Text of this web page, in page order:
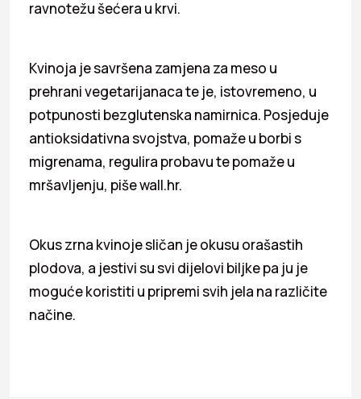
ravnotežu šećera u krvi.
Kvinoja je savršena zamjena za meso u
prehrani vegetarijanaca te je, istovremeno, u
potpunosti bezglutenska namirnica. Posjeduje
antioksidativna svojstva, pomaže u borbi s
migrenama, regulira probavu te pomaže u
mršavljenju, piše wall.hr.
Okus zrna kvinoje sličan je okusu orašastih
plodova, a jestivi su svi dijelovi biljke pa ju je
moguće koristiti u pripremi svih jela na različite
načine.